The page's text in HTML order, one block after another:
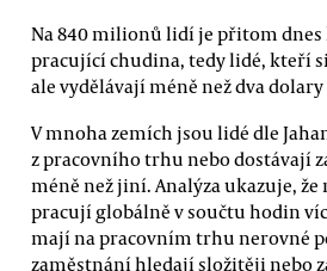
Na 840 milionů lidí je přitom
pracující chudina, tedy lidé, kteří
ale vydělávají méně než dva dolary
V mnoha zemích jsou lidé dle
z pracovního trhu nebo dostávají
méně než jiní. Analýza ukazuje,
pracují globálně v součtu hodin
mají na pracovním trhu nerovné
zaměstnání hledají složitěji nebo